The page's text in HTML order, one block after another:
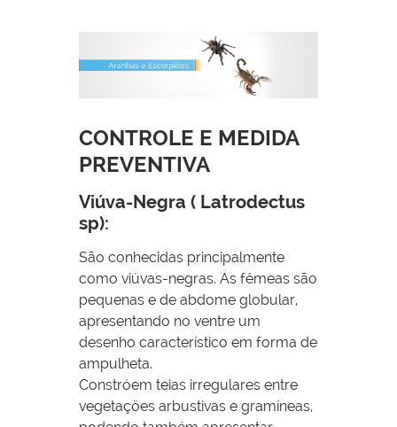
CONTROLE E MEDIDA
PREVENTIVA
Viúva-Negra ( Latrodectus
sp):
São conhecidas principalmente
como viúvas-negras. As fêmeas são
pequenas e de abdome globular,
apresentando no ventre um
desenho característico em forma de
ampulheta.
Constróem teias irregulares entre
vegetaçöes arbustivas e gramíneas,